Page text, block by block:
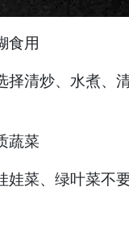
食用
炒、水煮、清
蔬菜
、绿叶菜不